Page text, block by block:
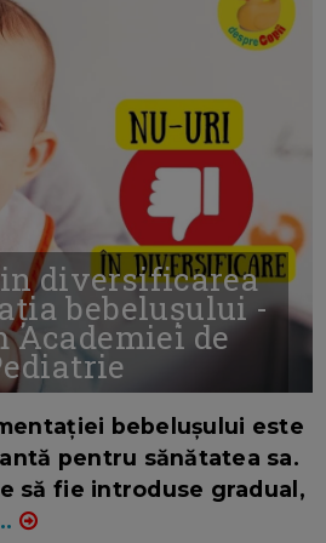
in diversificarea
bebelușului -
Academiei de
bebelușului este
pentru sănătatea sa.
să fie introduse gradual,